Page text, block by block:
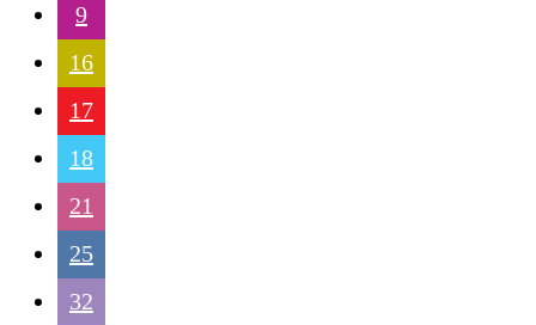
9
16
17
18
21
25
32